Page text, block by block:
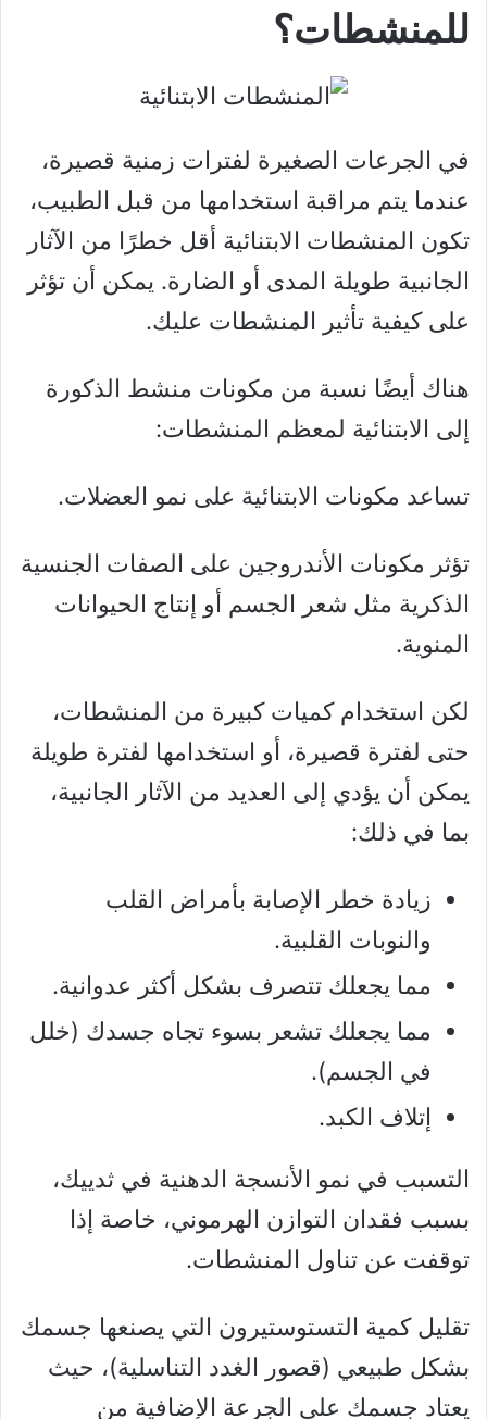
للمنشطات؟
في الجرعات الصغيرة لفترات زمنية قصيرة،
عندما يتم مراقبة استخدامها من قبل الطبيب،
تكون المنشطات الابتنائية أقل خطرًا من الآثار
الجانبية طويلة المدى أو الضارة. يمكن أن تؤثر
على كيفية تأثير المنشطات عليك.
هناك أيضًا نسبة من مكونات منشط الذكورة
إلى الابتنائية لمعظم المنشطات:
تساعد مكونات الابتنائية على نمو العضلات.
تؤثر مكونات الأندروجين على الصفات الجنسية
الذكرية مثل شعر الجسم أو إنتاج الحيوانات
المنوية.
لكن استخدام كميات كبيرة من المنشطات،
حتى لفترة قصيرة، أو استخدامها لفترة طويلة
يمكن أن يؤدي إلى العديد من الآثار الجانبية،
بما في ذلك:
زيادة خطر الإصابة بأمراض القلب
والنوبات القلبية.
مما يجعلك تتصرف بشكل أكثر عدوانية.
مما يجعلك تشعر بسوء تجاه جسدك (خلل
في الجسم).
إتلاف الكبد.
التسبب في نمو الأنسجة الدهنية في ثدييك،
بسبب فقدان التوازن الهرموني، خاصة إذا
توقفت عن تناول المنشطات.
تقليل كمية التستوستيرون التي يصنعها جسمك
بشكل طبيعي (قصور الغدد التناسلية)، حيث
يعتاد جسمك على الجرعة الإضافية من